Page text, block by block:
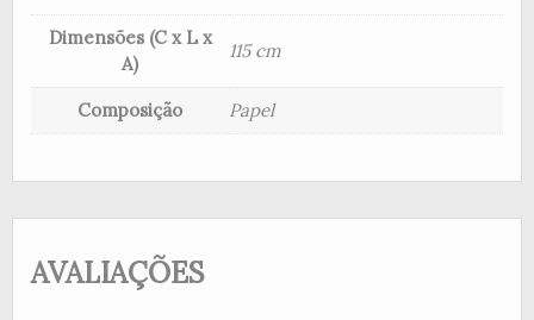
Dimensões (C x L x
A)
115 cm
Composição Papel
AVALIAÇÕES